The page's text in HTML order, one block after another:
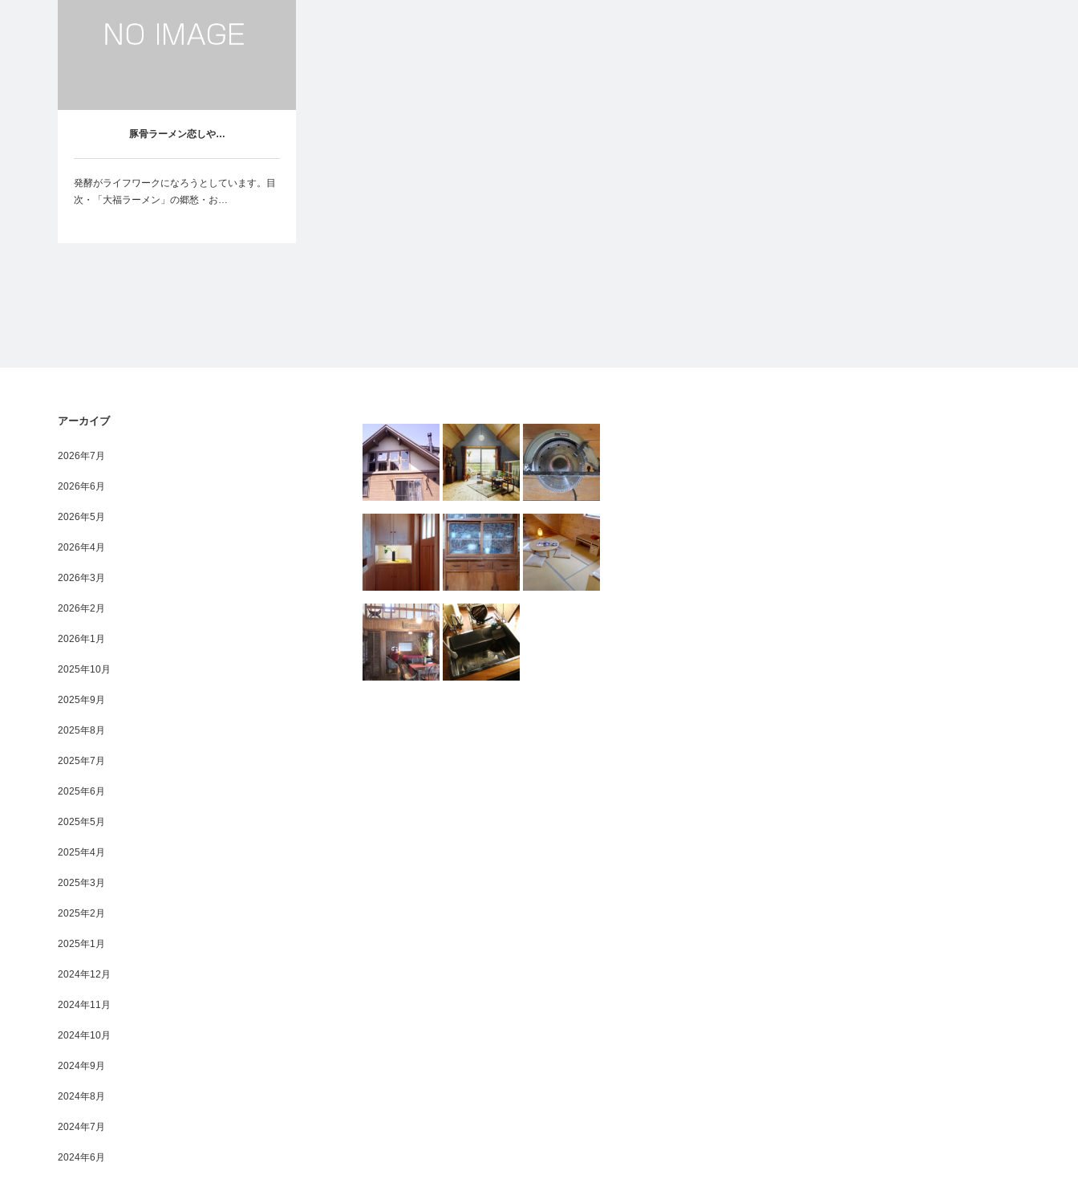
豚骨ラーメン恋しや…
発酵がライフワークになろうとしています。目
次・「大福ラーメン」の郷愁・お…
アーカイブ
2026年7月
2026年6月
2026年5月
2026年4月
2026年3月
2026年2月
2026年1月
2025年10月
2025年9月
2025年8月
2025年7月
2025年6月
2025年5月
2025年4月
2025年3月
2025年2月
2025年1月
2024年12月
2024年11月
2024年10月
2024年9月
2024年8月
2024年7月
2024年6月